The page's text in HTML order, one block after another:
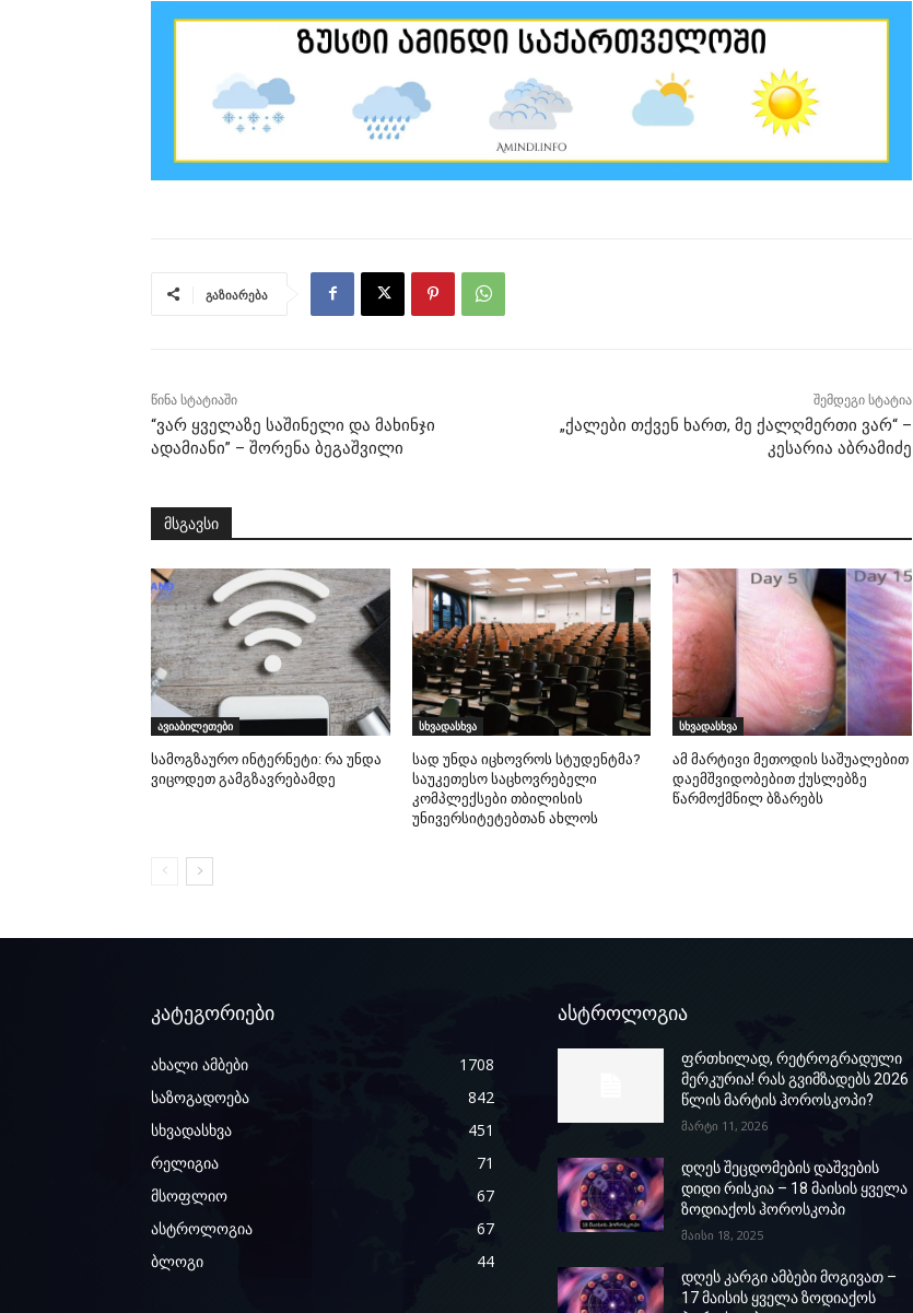
გაზიარება
წინა სტატიაში
“ვარ ყველაზე საშინელი და მახინჯი
ადამიანი” – შორენა ბეგაშვილი
შემდეგი სტატია
„ქალები თქვენ ხართ, მე ქალღმერთი ვარ“ –
კესარია აბრამიძე
მსგავსი
ავიაბილეთები
სამოგზაურო ინტერნეტი: რა უნდა
ვიცოდეთ გამგზავრებამდე
სხვადასხვა
სად უნდა იცხოვროს სტუდენტმა?
საუკეთესო საცხოვრებელი
კომპლექსები თბილისის
უნივერსიტეტებთან ახლოს
სხვადასხვა
ამ მარტივი მეთოდის საშუალებით
დაემშვიდობებით ქუსლებზე
წარმოქმნილ ბზარებს
კატეგორიები
ახალი ამბები
1708
საზოგადოება
842
სხვადასხვა
451
რელიგია
71
მსოფლიო
67
ასტროლოგია
67
ბლოგი
44
ასტროლოგია
ფრთხილად, რეტროგრადული
მერკურია! რას გვიმზადებს 2026
წლის მარტის ჰოროსკოპი?
მარტი 11, 2026
დღეს შეცდომების დაშვების
დიდი რისკია – 18 მაისის ყველა
ზოდიაქოს ჰოროსკოპი
მაისი 18, 2025
დღეს კარგი ამბები მოგივათ –
17 მაისის ყველა ზოდიაქოს